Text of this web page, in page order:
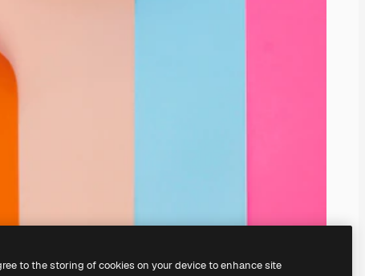
to the storing of cookies on your device to enhance site